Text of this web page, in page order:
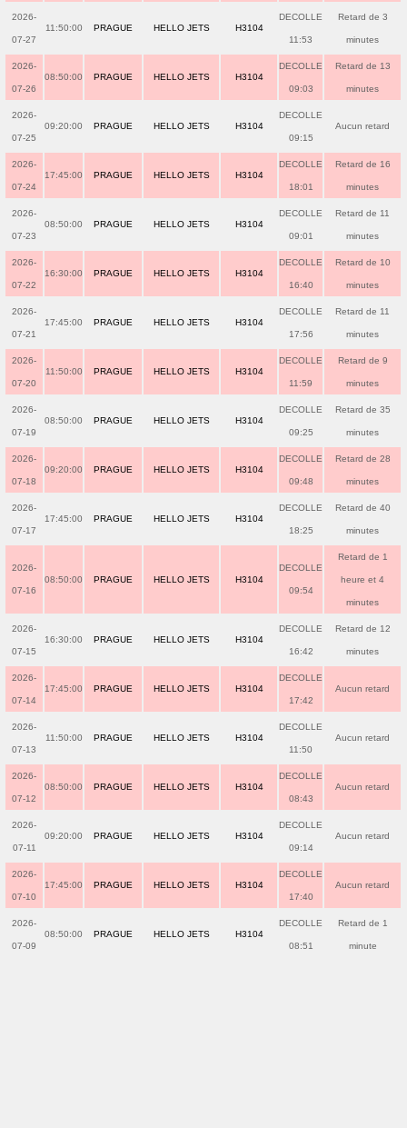
2026-
07-27
11:50:00 PRAGUE HELLO JETS H3104
DECOLLE
11:53
Retard de 3
minutes
2026-
07-26
08:50:00 PRAGUE HELLO JETS H3104
DECOLLE
09:03
Retard de 13
minutes
2026-
07-25
09:20:00 PRAGUE HELLO JETS H3104
DECOLLE
09:15
Aucun retard
2026-
07-24
17:45:00 PRAGUE HELLO JETS H3104
DECOLLE
18:01
Retard de 16
minutes
2026-
07-23
08:50:00 PRAGUE HELLO JETS H3104
DECOLLE
09:01
Retard de 11
minutes
2026-
07-22
16:30:00 PRAGUE HELLO JETS H3104
DECOLLE
16:40
Retard de 10
minutes
2026-
07-21
17:45:00 PRAGUE HELLO JETS H3104
DECOLLE
17:56
Retard de 11
minutes
2026-
07-20
11:50:00 PRAGUE HELLO JETS H3104
DECOLLE
11:59
Retard de 9
minutes
2026-
07-19
08:50:00 PRAGUE HELLO JETS H3104
DECOLLE
09:25
Retard de 35
minutes
2026-
07-18
09:20:00 PRAGUE HELLO JETS H3104
DECOLLE
09:48
Retard de 28
minutes
2026-
07-17
17:45:00 PRAGUE HELLO JETS H3104
DECOLLE
18:25
Retard de 40
minutes
2026-
07-16
08:50:00 PRAGUE HELLO JETS H3104
DECOLLE
09:54
Retard de 1
heure et 4
minutes
2026-
07-15
16:30:00 PRAGUE HELLO JETS H3104
DECOLLE
16:42
Retard de 12
minutes
2026-
07-14
17:45:00 PRAGUE HELLO JETS H3104
DECOLLE
17:42
Aucun retard
2026-
07-13
11:50:00 PRAGUE HELLO JETS H3104
DECOLLE
11:50
Aucun retard
2026-
07-12
08:50:00 PRAGUE HELLO JETS H3104
DECOLLE
08:43
Aucun retard
2026-
07-11
09:20:00 PRAGUE HELLO JETS H3104
DECOLLE
09:14
Aucun retard
2026-
07-10
17:45:00 PRAGUE HELLO JETS H3104
DECOLLE
17:40
Aucun retard
2026-
07-09
08:50:00 PRAGUE HELLO JETS H3104
DECOLLE
08:51
Retard de 1
minute